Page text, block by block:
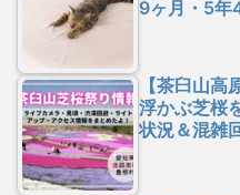
9ヶ月・5年
【茶臼山
浮かぶ芝桜
状況＆混雑